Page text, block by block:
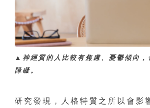
▲神經質的人比較有焦慮、憂鬱傾向，
障礙。
研究發現，人格特質之所以會影